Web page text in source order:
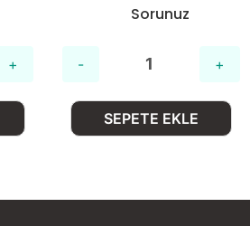
Sorunuz
SEPETE EKLE